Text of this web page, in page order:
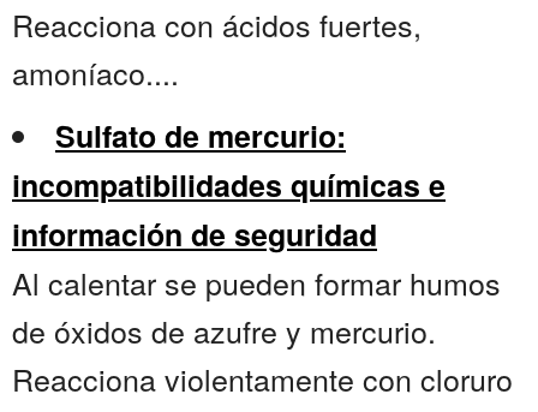
Reacciona con ácidos fuertes,
amoníaco....
Sulfato de mercurio:
incompatibilidades químicas e
información de seguridad
Al calentar se pueden formar humos
de óxidos de azufre y mercurio.
Reacciona violentamente con cloruro